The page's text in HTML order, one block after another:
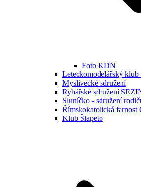
Foto KDN
Leteckomodelářský
Myslivecké sdružení
Rybářské sdružení
Sluníčko - sdružení
Římskokatolická farnost
Klub Šlapeto